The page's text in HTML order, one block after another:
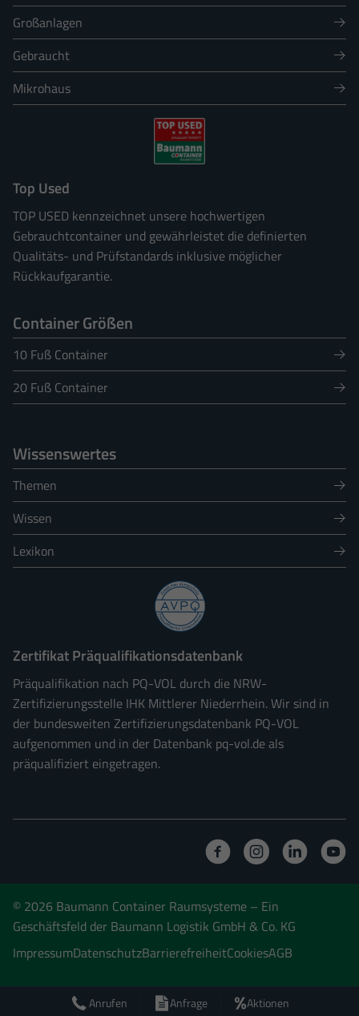
Großanlagen
Gebraucht
Mikrohaus
Top Used
TOP USED kennzeichnet unsere hochwertigen
Gebrauchtcontainer und gewährleistet die definierten
Qualitäts- und Prüfstandards inklusive möglicher
Rückkaufgarantie.
Container Größen
10 Fuß Container
20 Fuß Container
Wissenswertes
Themen
Wissen
Lexikon
Zertifikat Präqualifikationsdatenbank
Präqualifikation nach PQ-VOL durch die NRW-
Zertifizierungsstelle IHK Mittlerer Niederrhein. Wir sind in
der bundesweiten Zertifizierungsdatenbank PQ-VOL
aufgenommen und in der Datenbank pq-vol.de als
präqualifiziert eingetragen.
© 2026 Baumann Container Raumsysteme – Ein
Geschäftsfeld der Baumann Logistik GmbH & Co. KG
ImpressumDatenschutzBarrierefreiheitCookiesAGB
Anrufen Anfrage Aktionen